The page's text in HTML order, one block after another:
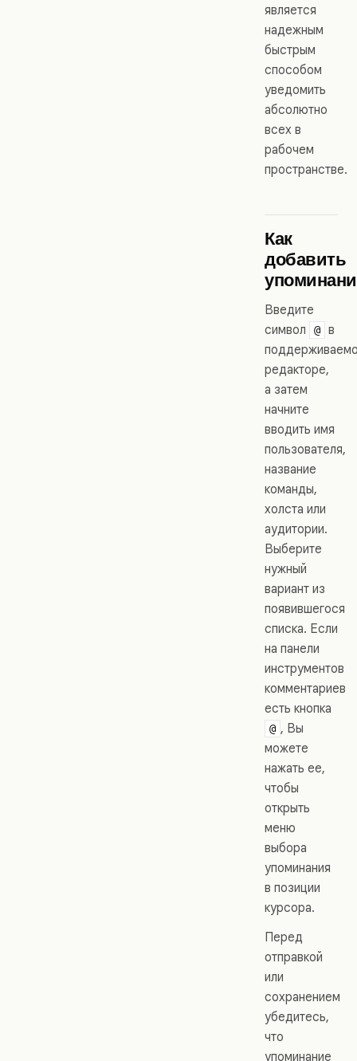
является
надежным
быстрым
способом
уведомить
абсолютно
всех в
рабочем
пространстве.
Как
добавить
Введите
символ
@
в
редакторе,
а затем
начните
вводить имя
пользователя,
название
команды,
холста или
аудитории.
Выберите
нужный
вариант из
появившегося
списка. Если
на панели
инструментов
комментариев
есть кнопка
@ , Вы
можете
нажать ее,
чтобы
открыть
меню
выбора
упоминания
в позиции
курсора.
Перед
отправкой
или
сохранением
убедитесь,
что
упоминание